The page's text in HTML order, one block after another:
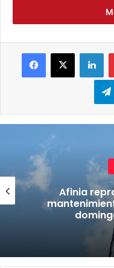
• Circuito Guatapurí 3,
con carrera 19d sector
• Circuito Guatapurí 6,
Corregimiento Los
• Circuito Salguero 1,
con calle 20 sector
• Circuito Salguero 2,
con carrera 5 sector
a.m. a 12:00 del
Conjunto Cerrado
7 con calle 5D sector
Afinia